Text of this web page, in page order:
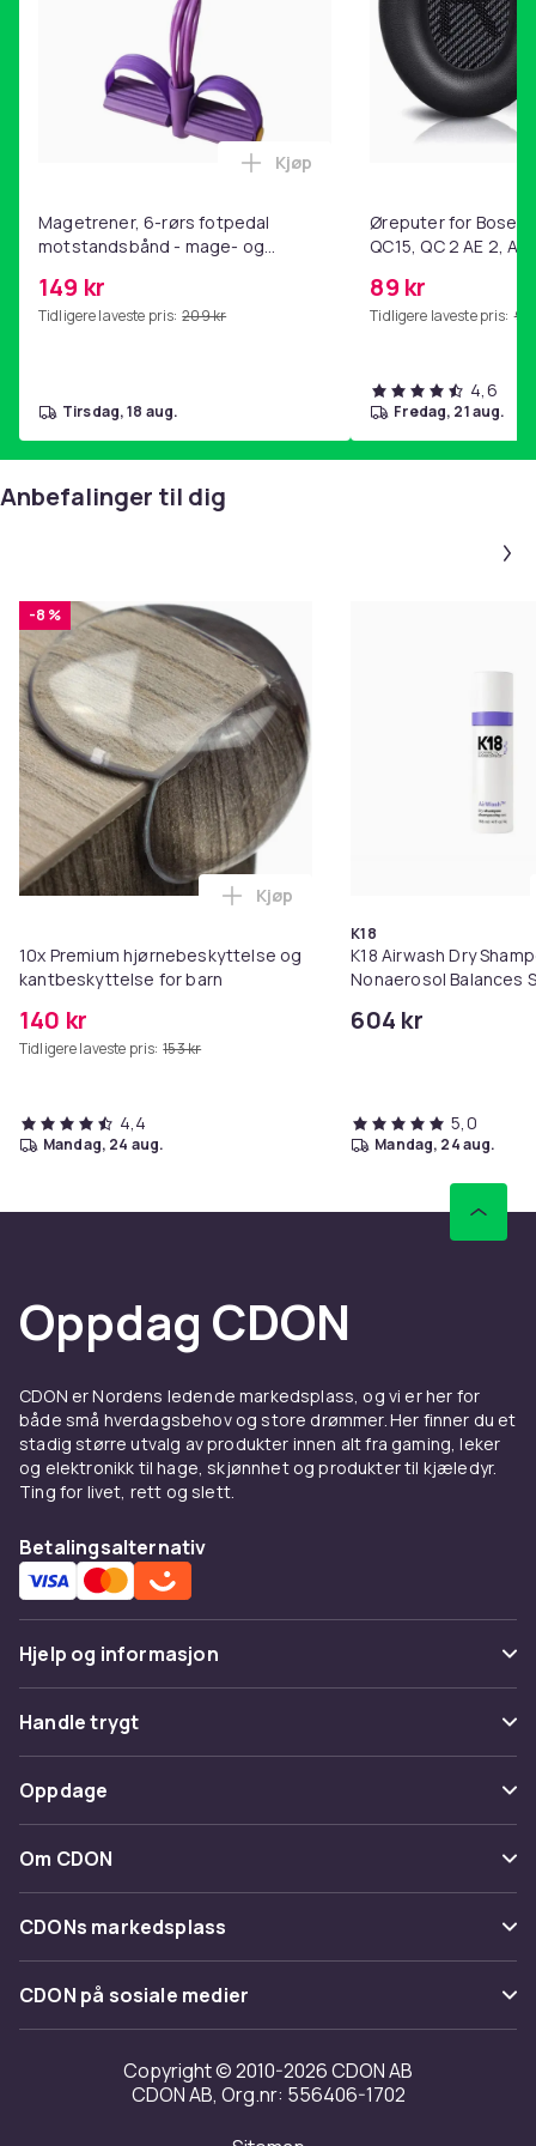
Magetrener, 6-rørs fotpedal
motstandsbånd - mage- og
hjemmegymnastikk Purple
149 kr
Tidligere laveste pris: 209 kr
Legg Magetrener, 6-rørs
Kjøp
tirsdag, 18 aug.
Øreputer for Bose
QC15, QC 2 AE 2, AE
89 kr
Tidligere laveste pris: 99
4,6
fredag, 21 aug.
Anbefalinger til dig
-8 %
10x Premium hjørnebeskyttelse og
kantbeskyttelse for barn
140 kr
Tidligere laveste pris: 153 kr
Legg 10x Premium
Kjøp
4,4
mandag, 24 aug.
K18
K18 Airwash Dry
Nonaerosol Balances
604 kr
5,0
mandag, 24 aug.
Oppdag CDON
CDON er Nordens ledende markedsplass, og vi er her for
både små hverdagsbehov og store drømmer. Her finner du et
stadig større utvalg av produkter innen alt fra gaming, leker
og elektronikk til hage, skjønnhet og produkter til kjæledyr.
Ting for livet, rett og slett.
Betalingsalternativ
Hjelp og informasjon
Vanlige spørsmål
Spor pakke
Angre & returner her
Kontakt oss
Handle trygt
Betaling
Levering
Tilbakekallinger
Oppdage
Kategorier
Varemerker
Om CDON
Om oss
Kundeanmeldelser
Jobbe på CDON
Investor relations
Tilgjengelighet
CDONs markedsplass
Merchant Help Center
CDON på sosiale medier
Copyright © 2010-2026 CDON AB
CDON AB, Org.nr: 556406-1702